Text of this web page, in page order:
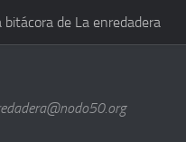
bitácora de La enredadera